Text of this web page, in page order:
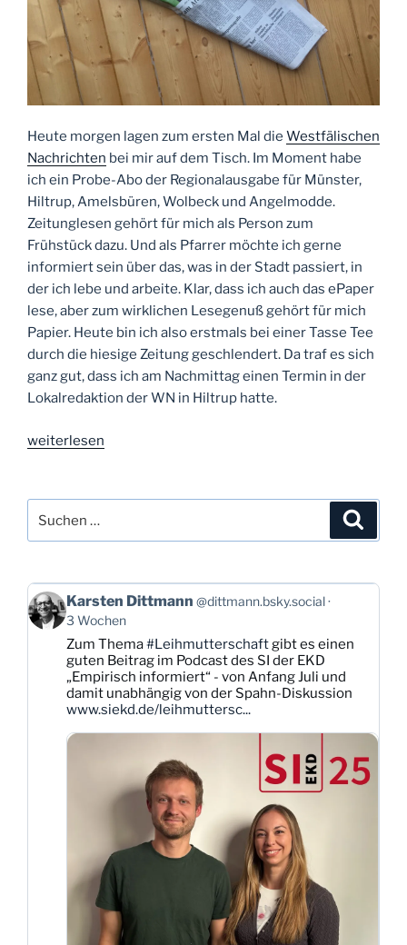
Heute morgen lagen zum ersten Mal die Westfälischen
Nachrichten bei mir auf dem Tisch. Im Moment habe
ich ein Probe-Abo der Regionalausgabe für Münster,
Hiltrup, Amelsbüren, Wolbeck und Angelmodde.
Zeitunglesen gehört für mich als Person zum
Frühstück dazu. Und als Pfarrer möchte ich gerne
informiert sein über das, was in der Stadt passiert, in
der ich lebe und arbeite. Klar, dass ich auch das ePaper
lese, aber zum wirklichen Lesegenuß gehört für mich
Papier. Heute bin ich also erstmals bei einer Tasse Tee
durch die hiesige Zeitung geschlendert. Da traf es sich
ganz gut, dass ich am Nachmittag einen Termin in der
Lokalredaktion der WN in Hiltrup hatte.
„Tag
in
die
weiterlesen
nach:
Beitrag
von
Karsten
Dittmann
Bluesky
ansehen
Karsten Dittmann @dittmann.bsky.social
3 Wochen
Zum Thema#Leihmutterschaftgibt es einen
guten Beitrag im Podcast des SI der EKD
„Empirisch informiert“ - von Anfang Juli und
damit unabhängig von der Spahn-Diskussion
www.siekd.de/leihmuttersc...